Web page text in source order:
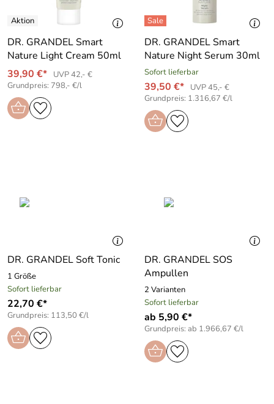
DR. GRANDEL Smart
Nature Light Cream 50ml
39,90 €*
UVP 42,- €
Grundpreis: 798,- €/l
DR. GRANDEL Smart
Nature Night Serum 30ml
Sofort lieferbar
39,50 €*
UVP 45,- €
Grundpreis: 1.316,67 €/l
DR. GRANDEL Soft Tonic
1 Größe
Sofort lieferbar
22,70 €*
Grundpreis: 113,50 €/l
DR. GRANDEL SOS
Ampullen
2 Varianten
Sofort lieferbar
ab 5,90 €*
Grundpreis: ab 1.966,67 €/l